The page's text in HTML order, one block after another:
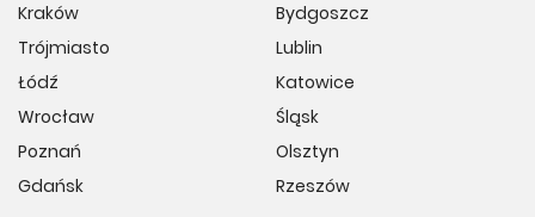
Kraków
Trójmiasto
Łódź
Wrocław
Poznań
Gdańsk
Bydgoszcz
Lublin
Katowice
Śląsk
Olsztyn
Rzeszów